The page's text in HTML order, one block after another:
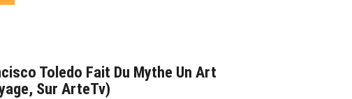
Toledo Fait Du Mythe Un Art
Sur ArteTv)